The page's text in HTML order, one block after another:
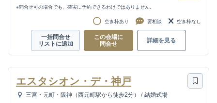
※問合せ可の場合でも、確実に予約できるわけではありません。
空き枠あり 要相談 空き枠なし
一括問合せ
リストに追加
この会場に
問合せ
詳細を見る
エスタシオン・デ・神戸
三宮・元町・阪神（西元町駅から徒歩2分） / 結婚式場